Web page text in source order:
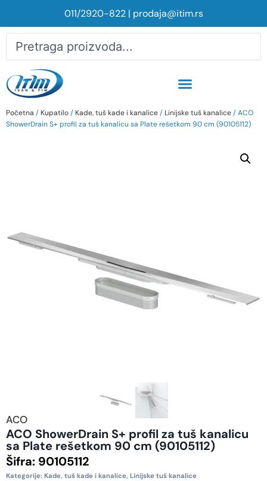
011/2920-822| prodaja@itim.rs
Početna / Kupatilo/ Kade, tuš kade i kanalice/ Linijske tuš kanalice/ ACO
ShowerDrain S+ profil za tuš kanalicu sa Plate rešetkom 90 cm (90105112)
ACO
ACO ShowerDrain S+ profil za tuš kanalicu
sa Plate rešetkom 90 cm (90105112)
Šifra: 90105112
Kategorije: Kade, tuš kade i kanalice, Linijske tuš kanalice